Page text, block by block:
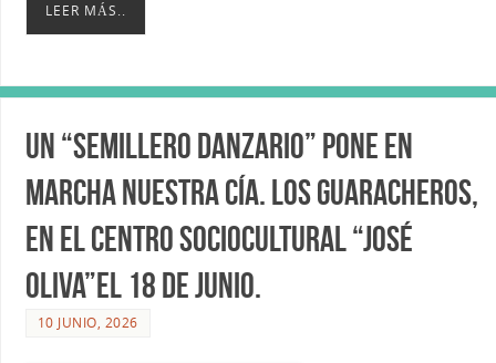
LEER MÁS..
Un “Semillero danzario” pone en
marcha nuestra Cía. Los Guaracheros,
en el Centro Sociocultural “José
Oliva”el 18 de Junio.
10 JUNIO, 2026